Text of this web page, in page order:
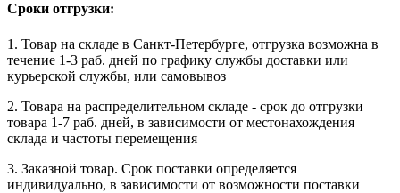
Сроки отгрузки:
1. Товар на складе в Санкт-Петербурге, отгрузка возможна в
течение 1-3 раб. дней по графику службы доставки или
курьерской службы, или самовывоз
2. Товара на распределительном складе - срок до отгрузки
товара 1-7 раб. дней, в зависимости от местонахождения
склада и частоты перемещения
3. Заказной товар. Срок поставки определяется
индивидуально, в зависимости от возможности поставки